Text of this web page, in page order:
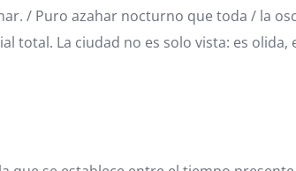
/ Puro azahar nocturno que toda / la
total. La ciudad no es solo vista: es